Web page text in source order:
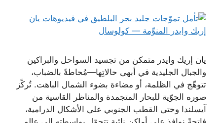
يان إريك وايدر متمكن من تجسيد السواحل والبراكين
والجبال الجليدية في أبهى حالاتِها—مُحاطةً بالضباب،
تتوهّج في الظلمة، أو مضاءة بضوء الشمال الباهت. تُركّز
صوره الجوّية للبحار المتجمدة والمناظر القاسية من
آيسلندا وحتى القطب الجنوبي على الأشكال الدرامية،